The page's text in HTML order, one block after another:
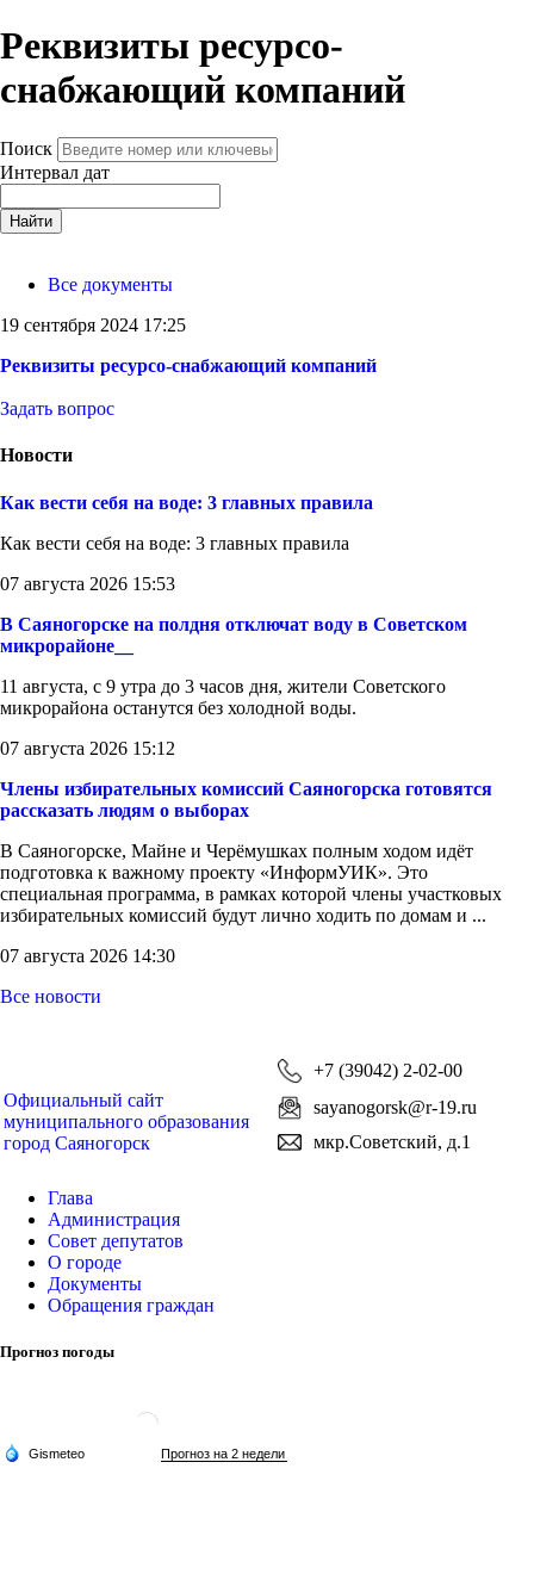
Реквизиты ресурсо-
снабжающий компаний
Поиск
Интервал дат
Найти
Все документы
19 сентября 2024 17:25
Реквизиты ресурсо-снабжающий компаний
Задать вопрос
Новости
Как вести себя на воде: 3 главных правила
Как вести себя на воде: 3 главных правила
07 августа 2026 15:53
В Саяногорске на полдня отключат воду в Советском
микрорайоне__
11 августа, с 9 утра до 3 часов дня, жители Советского
микрорайона останутся без холодной воды.
07 августа 2026 15:12
Члены избирательных комиссий Саяногорска готовятся
рассказать людям о выборах
В Саяногорске, Майне и Черёмушках полным ходом идёт
подготовка к важному проекту «ИнформУИК». Это
специальная программа, в рамках которой члены участковых
избирательных комиссий будут лично ходить по домам и ...
07 августа 2026 14:30
Все новости
Официальный сайт
муниципального образования
город Саяногорск
+7 (39042) 2-02-00
sayanogorsk@r-19.ru
мкр.Советский, д.1
Глава
Администрация
Совет депутатов
О городе
Документы
Обращения граждан
Прогноз погоды